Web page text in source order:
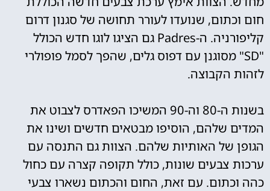
חום וכתום, שנועדו לעורר תחושה של סגנון דרום
קליפורניה. ה-Padres גם הציגו לוגו חדש הכולל
"SD" מסוגנן עם דפוס גלים, שהפך לסמל פופולרי
לזהות הקבוצה.
בשנות ה-80 וה-90 המשיכו הפאדרס לצבוט את
המדים שלהם, הוסיפו מבטאים חדשים ושינו את
הגופן של האותיות שלהם. הצוות גם התנסה עם
ערכות צבעים שונות, כולל תקופה קצרה עם כחול
כהה וכתום. עם זאת, החום והכתום נשארו צבעי